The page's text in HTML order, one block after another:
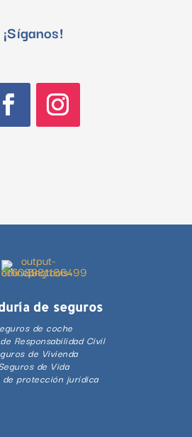
¡Síganos!
de seguros
de coche
Responsabilidad Civil
de Vivienda
de Vida
de protección jurídica